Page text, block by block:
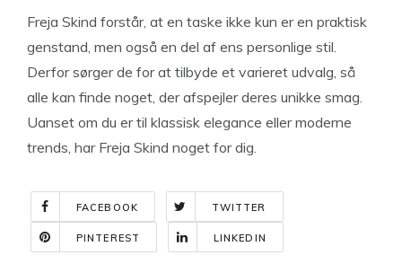
Freja Skind forstår, at en taske ikke kun er en praktisk
genstand, men også en del af ens personlige stil.
Derfor sørger de for at tilbyde et varieret udvalg, så
alle kan finde noget, der afspejler deres unikke smag.
Uanset om du er til klassisk elegance eller moderne
trends, har Freja Skind noget for dig.
FACEBOOK TWITTER
PINTEREST LINKEDIN